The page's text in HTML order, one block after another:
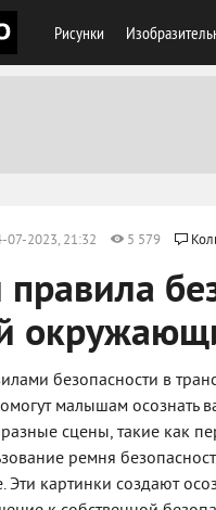
Рисунки
07-2023, 21:32 5 579
безопасности в
малышам осознать
сцены, такие как
ремня
Эти картинки создают